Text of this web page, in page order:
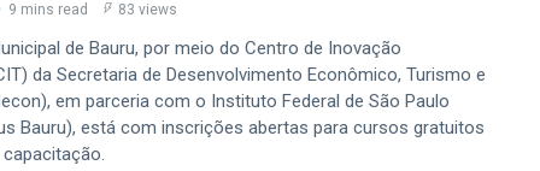
9 mins read 83 views
de Bauru, por meio do Centro de Inovação
da Secretaria de Desenvolvimento Econômico, Turismo e
em parceria com o Instituto Federal de São Paulo
Bauru), está com inscrições abertas para cursos gratuitos